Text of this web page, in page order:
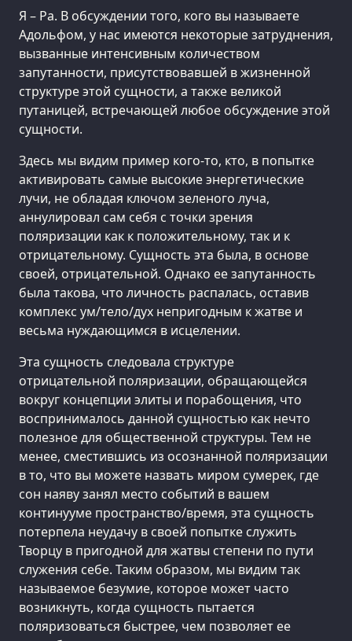
Я – Ра. В обсуждении того, кого вы называете
Адольфом, у нас имеются некоторые затруднения,
вызванные интенсивным количеством
запутанности, присутствовавшей в жизненной
структуре этой сущности, а также великой
путаницей, встречающей любое обсуждение этой
сущности.
Здесь мы видим пример кого-то, кто, в попытке
активировать самые высокие энергетические
лучи, не обладая ключом зеленого луча,
аннулировал сам себя с точки зрения
поляризации как к положительному, так и к
отрицательному. Сущность эта была, в основе
своей, отрицательной. Однако ее запутанность
была такова, что личность распалась, оставив
комплекс ум/тело/дух непригодным к жатве и
весьма нуждающимся в исцелении.
Эта сущность следовала структуре
отрицательной поляризации, обращающейся
вокруг концепции элиты и порабощения, что
воспринималось данной сущностью как нечто
полезное для общественной структуры. Тем не
менее, сместившись из осознанной поляризации
в то, что вы можете назвать миром сумерек, где
сон наяву занял место событий в вашем
континууме пространство/время, эта сущность
потерпела неудачу в своей попытке служить
Творцу в пригодной для жатвы степени по пути
служения себе. Таким образом, мы видим так
называемое безумие, которое может часто
возникнуть, когда сущность пытается
поляризоваться быстрее, чем позволяет ее